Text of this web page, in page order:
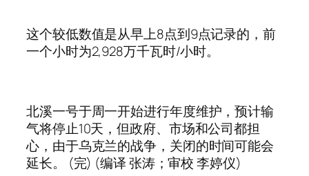
这个较低数值是从早上8点到9点记录的，前
一个小时为2,928万千瓦时/小时。
北溪一号于周一开始进行年度维护，预计输
气将停止10天，但政府、市场和公司都担
心，由于乌克兰的战争，关闭的时间可能会
延长。 (完) (编译 张涛；审校 李婷仪)